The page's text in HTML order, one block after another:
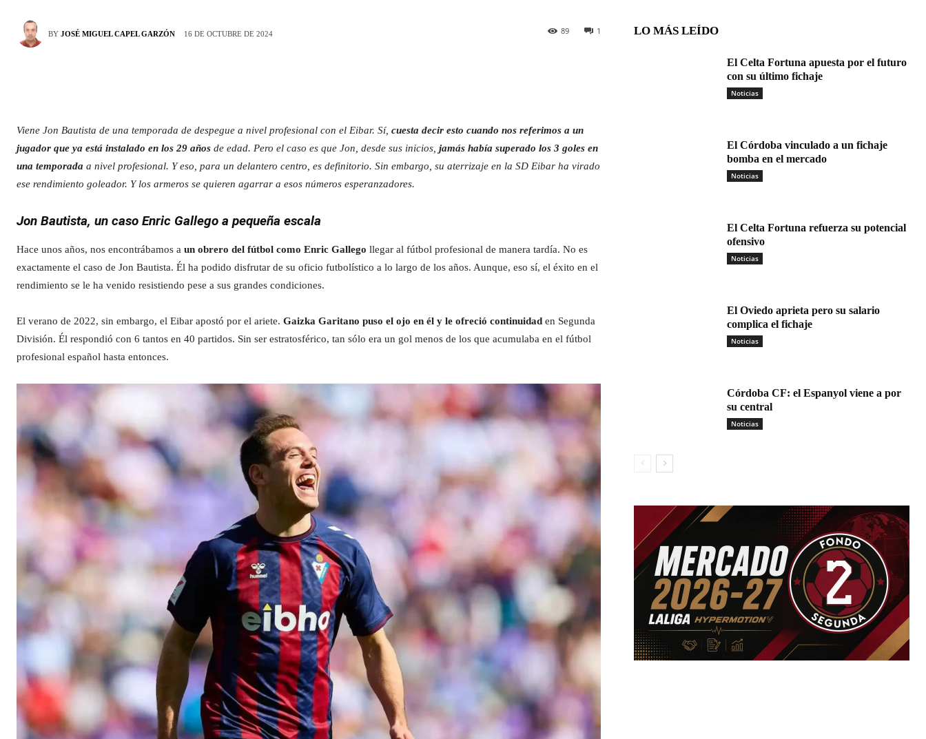
BY JOSÉ MIGUEL CAPEL GARZÓN 16 DE OCTUBRE DE 2024 1
89
Viene Jon Bautista de una temporada de despegue a nivel profesional con el Eibar. Sí, cuesta decir esto cuando nos referimos a un
jugador que ya está instalado en los 29 años de edad. Pero el caso es que Jon, desde sus inicios, jamás había superado los 3 goles en
una temporada a nivel profesional. Y eso, para un delantero centro, es definitorio. Sin embargo, su aterrizaje en la SD Eibar ha virado
ese rendimiento goleador. Y los armeros se quieren agarrar a esos números esperanzadores.
Jon Bautista, un caso Enric Gallego a pequeña escala
Hace unos años, nos encontrábamos a un obrero del fútbol como Enric Gallego llegar al fútbol profesional de manera tardía. No es
exactamente el caso de Jon Bautista. Él ha podido disfrutar de su oficio futbolístico a lo largo de los años. Aunque, eso sí, el éxito en el
rendimiento se le ha venido resistiendo pese a sus grandes condiciones.
El verano de 2022, sin embargo, el Eibar apostó por el ariete. Gaizka Garitano puso el ojo en él y le ofreció continuidad en Segunda
División. Él respondió con 6 tantos en 40 partidos. Sin ser estratosférico, tan sólo era un gol menos de los que acumulaba en el fútbol
profesional español hasta entonces.
LO MÁS LEÍDO
El Celta Fortuna apuesta por el futuro
con su último fichaje
Noticias
El Córdoba vinculado a un fichaje
bomba en el mercado
Noticias
El Celta Fortuna refuerza su potencial
ofensivo
Noticias
El Oviedo aprieta pero su salario
complica el fichaje
Noticias
Córdoba CF: el Espanyol viene a por
su central
Noticias